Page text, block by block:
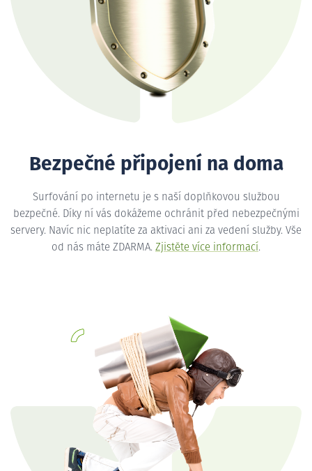
Bezpečné připojení na doma
Surfování po internetu je s naší doplňkovou službou
bezpečné. Díky ní vás dokážeme ochránit před nebezpečnými
servery. Navíc nic neplatíte za aktivaci ani za vedení služby. Vše
od nás máte ZDARMA. Zjistěte více informací.